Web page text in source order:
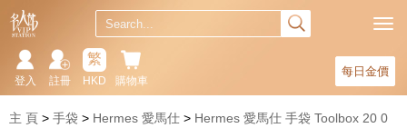
每日金價
購物車
繁
HKD
註冊
登入
主 頁 手袋 Hermes 愛馬仕
Hermes 愛馬仕 手袋 Toolbox 20 0